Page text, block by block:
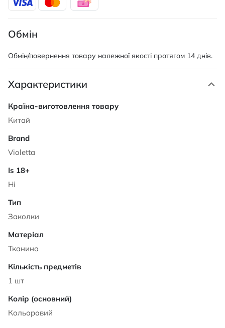
Обмін
Обмін/повернення товару належної якості протягом 14 днів.
Характеристики
Характеристики
Китай
Violetta
Ні
Заколки
Тканина
1 шт
Кольоровий